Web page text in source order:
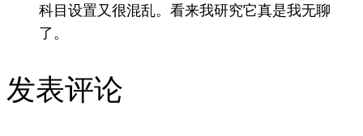
科目设置又很混乱。看来我研究它真是我无聊
了。
发表评论